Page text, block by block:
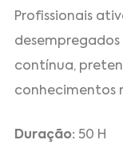
Profissionais
contínua,
conhecimentos
Duração: 50 H